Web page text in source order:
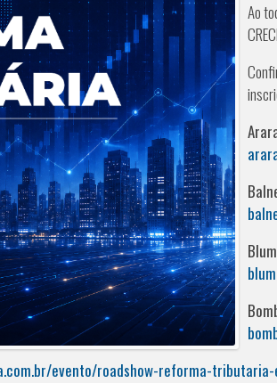
Ao
evento/roadshow-reforma-